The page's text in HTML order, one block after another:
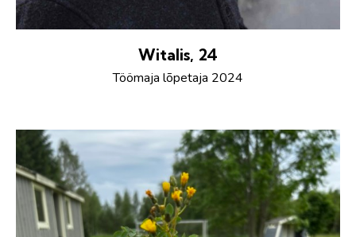
Witalis, 24
Töömaja lõpetaja 2024